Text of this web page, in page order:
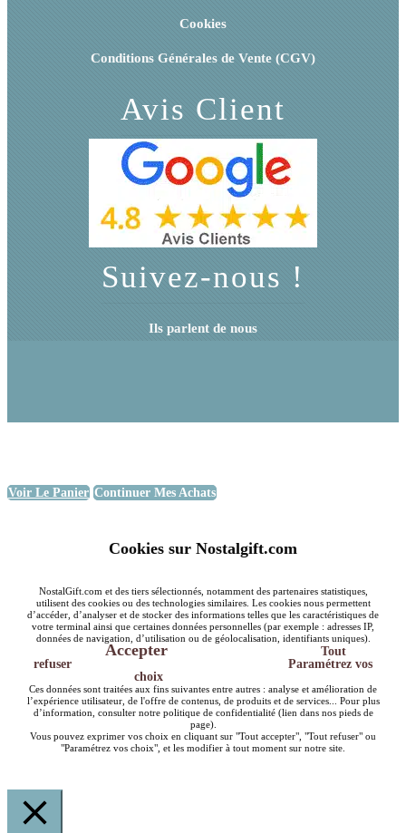
Cookies
Conditions Générales de Vente (CGV)
Avis Client
Suivez-nous !
Ils parlent de nous
Voir Le Panier Continuer Mes Achats
Cookies sur Nostalgift.com
NostalGift.com et des tiers sélectionnés, notamment des partenaires statistiques,
utilisent des cookies ou des technologies similaires. Les cookies nous permettent
d’accéder, d’analyser et de stocker des informations telles que les caractéristiques de
votre terminal ainsi que certaines données personnelles (par exemple : adresses IP,
données de navigation, d’utilisation ou de géolocalisation, identifiants uniques).
Accepter
Tout
refuser
Paramétrez vos
choix
Ces données sont traitées aux fins suivantes entre autres : analyse et amélioration de
l’expérience utilisateur, de l'offre de contenus, de produits et de services... Pour plus
d’information, consulter notre politique de confidentialité (lien dans nos pieds de
page).
Vous pouvez exprimer vos choix en cliquant sur "Tout accepter", "Tout refuser" ou
"Paramétrez vos choix", et les modifier à tout moment sur notre site.